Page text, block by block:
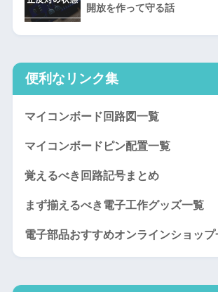
開放を作って守る話
便利なリンク集
マイコンボード回路図一覧
マイコンボードピン配置一覧
覚えるべき回路記号まとめ
まず揃えるべき電子工作グッズ一覧
電子部品おすすめオンラインショップ